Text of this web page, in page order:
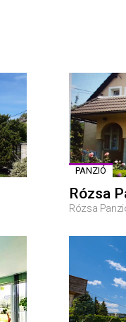
PANZIÓ
Rózsa
Rózsa